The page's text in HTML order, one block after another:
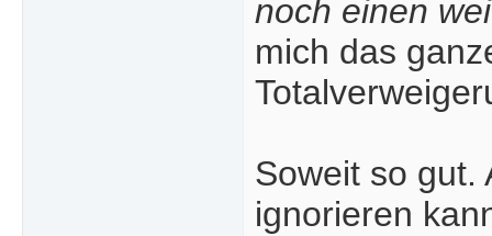
noch einen
mich das
Soweit so gut.
ignorieren